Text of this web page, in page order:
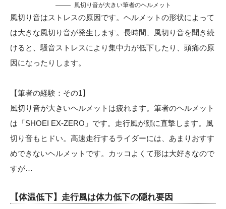
風切り音が大きい筆者のヘルメット
風切り音はストレスの原因です。ヘルメットの形状によって
は大きな風切り音が発生します。長時間、風切り音を聞き続
けると、騒音ストレスにより集中力が低下したり、頭痛の原
因になったりします。
【筆者の経験：その1】
風切り音が大きいヘルメットは疲れます。筆者のヘルメット
は「SHOEI EX-ZERO」です。走行風が顔に直撃します。風
切り音もヒドい。高速走行するライダーには、あまりおすす
めできないヘルメットです。カッコよくて形は大好きなので
すが…
【体温低下】走行風は体力低下の隠れ要因